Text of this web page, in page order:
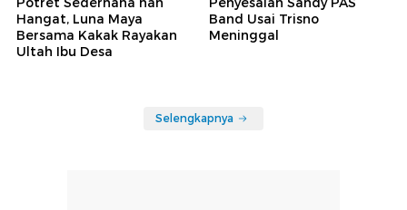
Hangat, Luna Maya
Bersama Kakak Rayakan
Ultah Ibu Desa
Band Usai Trisno
Meninggal
Selengkapnya